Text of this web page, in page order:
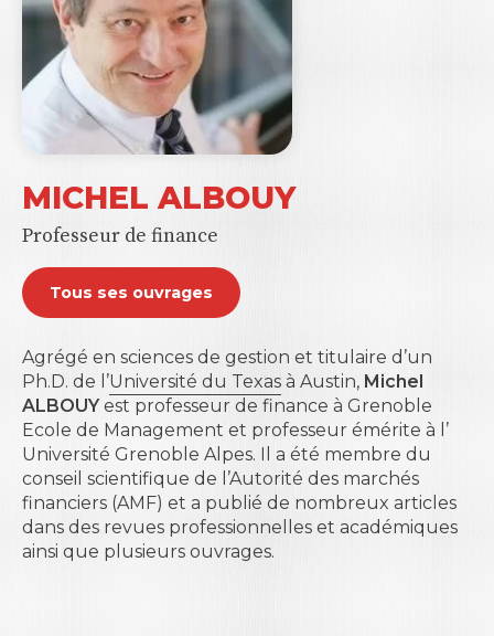
MICHEL ALBOUY
Professeur de finance
Tous ses ouvrages
Agrégé en sciences de gestion et titulaire d’un
Ph.D. de l’Université du Texas à Austin, Michel
ALBOUYest professeur de finance à Grenoble
Ecole de Management et professeur émérite à l’
Université Grenoble Alpes. Il a été membre du
conseil scientifique de l’Autorité des marchés
financiers (AMF) et a publié de nombreux articles
dans des revues professionnelles et académiques
ainsi que plusieurs ouvrages.